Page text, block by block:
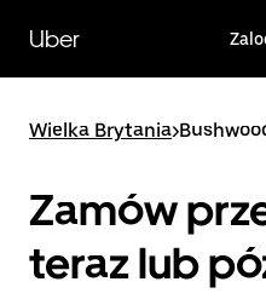
głównej
zawartości
Uber
Wielka Brytania>
Zamów
teraz lub